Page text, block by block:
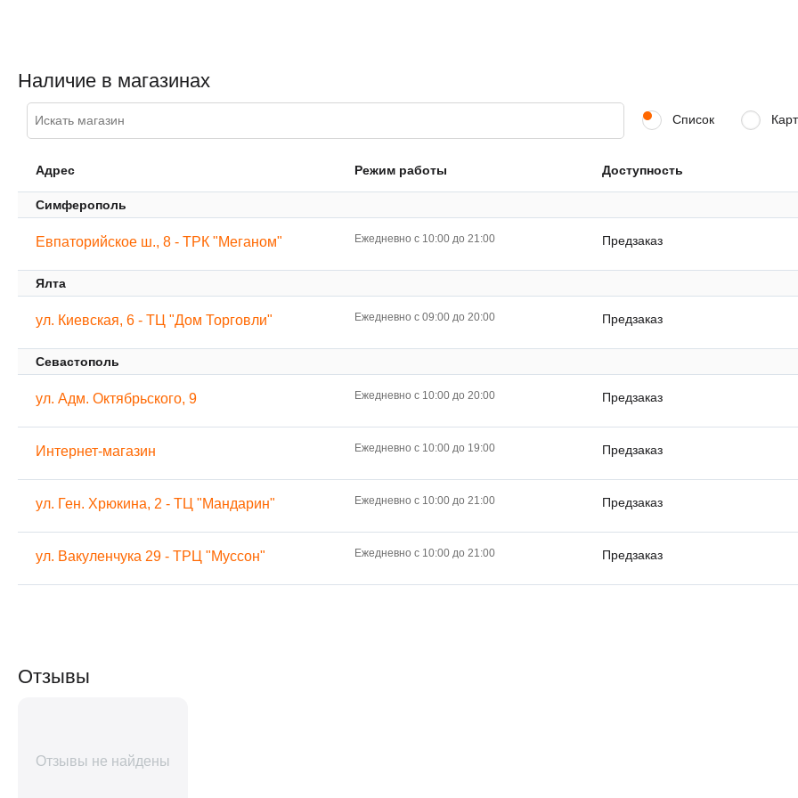
Наличие в магазинах
Список
Адрес Режим работы Доступность
Симферополь
Евпаторийское ш., 8 - ТРК "Меганом" Ежедневно с 10:00 до 21:00 Предзаказ
Ялта
ул. Киевская, 6 - ТЦ "Дом Торговли" Ежедневно с 09:00 до 20:00 Предзаказ
Севастополь
ул. Адм. Октябрьского, 9 Ежедневно с 10:00 до 20:00 Предзаказ
Интернет-магазин Ежедневно с 10:00 до 19:00 Предзаказ
ул. Ген. Хрюкина, 2 - ТЦ "Мандарин" Ежедневно с 10:00 до 21:00 Предзаказ
ул. Вакуленчука 29 - ТРЦ "Муссон" Ежедневно с 10:00 до 21:00 Предзаказ
Отзывы
Отзывы не найдены